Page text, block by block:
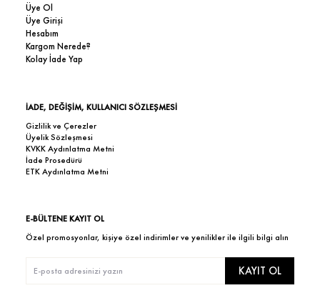
Üye Ol
Üye Girişi
Hesabım
Kargom Nerede?
Kolay İade Yap
İADE, DEĞİŞİM, KULLANICI SÖZLEŞMESİ
Gizlilik ve Çerezler
Üyelik Sözleşmesi
KVKK Aydınlatma Metni
İade Prosedürü
ETK Aydınlatma Metni
E-BÜLTENE KAYIT OL
Özel promosyonlar, kişiye özel indirimler ve yenilikler ile ilgili bilgi alın
KAYIT OL